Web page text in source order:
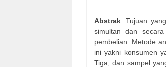
Abstrak: Tujuan
simultan dan
pembelian. Metode
ini yakni konsumen
Tiga, dan sampel